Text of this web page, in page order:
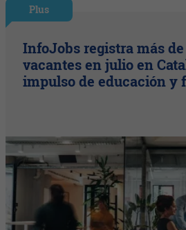
Plus
InfoJobs registra más de
vacantes en julio en
impulso de educación y